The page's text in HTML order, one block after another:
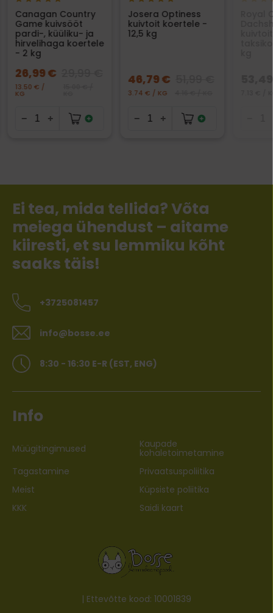
Canagan Country
Game kuivsööt
pardi-, küüliku- ja
hirvelihaga koertele
- 2 kg
26,99 €
13.50 € /
KG
Josera Optiness
kuivtoit koertele -
12,5 kg
46,79 €
3.74 € / KG
Royal
Ei tea, mida tellida? Võta
meiega ühendust – aitame
kiiresti, et su lemmiku kõht
saaks täis!
+3725081457
info@bosse.ee
8:30 - 16:30 E-R (EST, ENG)
Info
Müügitingimused Kaupade
kohaletoimetamine
Tagastamine
Privaatsuspoliitika
Meist
Küpsiste poliitika
KKK
Saidi kaart
| Ettevõtte kood: 10001839